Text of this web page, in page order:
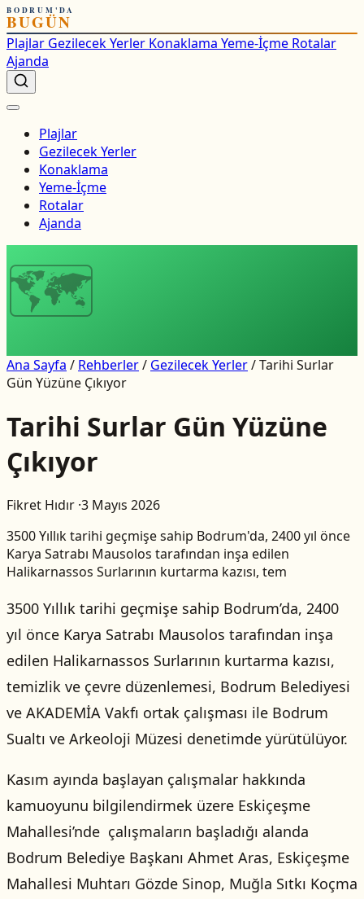
BODRUM'DA
BUGÜN
Plajlar Gezilecek Yerler Konaklama Yeme-İçme Rotalar
Ajanda
Plajlar
Gezilecek Yerler
Konaklama
Yeme-İçme
Rotalar
Ajanda
🗺
Ana Sayfa / Rehberler/ Gezilecek Yerler/Tarihi Surlar
Gün Yüzüne Çıkıyor
Tarihi Surlar Gün Yüzüne
Çıkıyor
Fikret Hıdır ·3 Mayıs 2026
3500 Yıllık tarihi geçmişe sahip Bodrum'da, 2400 yıl önce
Karya Satrabı Mausolos tarafından inşa edilen
Halikarnassos Surlarının kurtarma kazısı, tem
3500 Yıllık tarihi geçmişe sahip Bodrum’da, 2400
yıl önce Karya Satrabı Mausolos tarafından inşa
edilen Halikarnassos Surlarının kurtarma kazısı,
temizlik ve çevre düzenlemesi, Bodrum Belediyesi
ve AKADEMİA Vakfı ortak çalışması ile Bodrum
Sualtı ve Arkeoloji Müzesi denetimde yürütülüyor.
Kasım ayında başlayan çalışmalar hakkında
kamuoyunu bilgilendirmek üzere Eskiçeşme
Mahallesi’nde çalışmaların başladığı alanda
Bodrum Belediye Başkanı Ahmet Aras, Eskiçeşme
Mahallesi Muhtarı Gözde Sinop, Muğla Sıtkı Koçma